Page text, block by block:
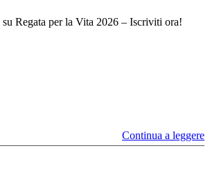
su Regata per la Vita 2026 – Iscriviti ora!
Continua a leggere